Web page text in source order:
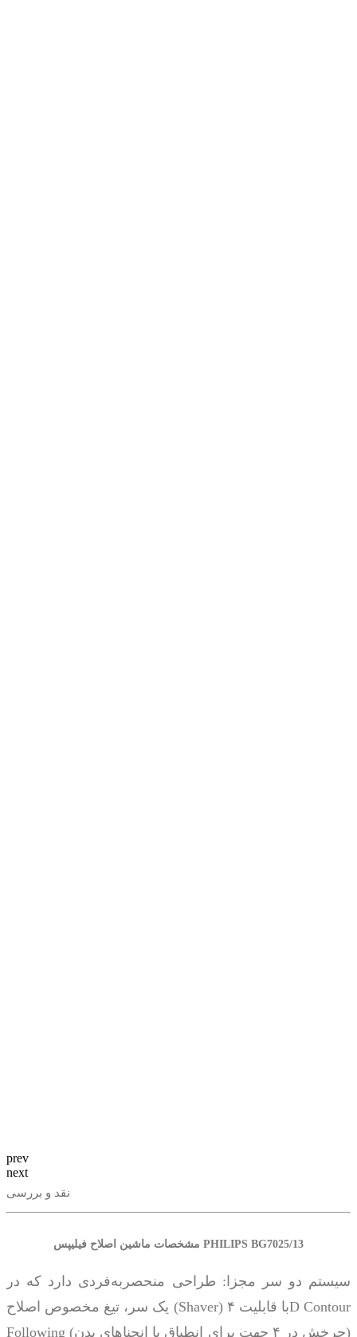
prev
next
نقد و بررسی
مشخصات ماشین اصلاح فیلیپس PHILIPS BG7025/13
سیستم دو سر مجزا: طراحی منحصربه‌فردی دارد که در
یک سر، تیغ مخصوص اصلاح (Shaver) با قابلیت ۴D Contour
Following (چرخش در ۴ جهت برای انطباق با انحناهای بدن)